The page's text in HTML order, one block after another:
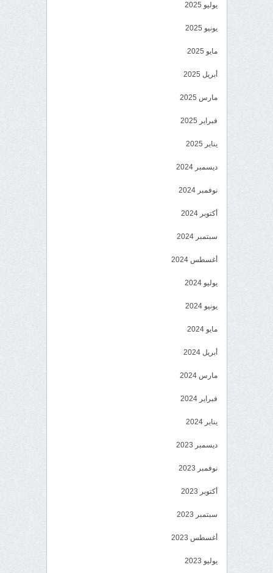
يوليو 2025
يونيو 2025
مايو 2025
أبريل 2025
مارس 2025
فبراير 2025
يناير 2025
ديسمبر 2024
نوفمبر 2024
أكتوبر 2024
سبتمبر 2024
أغسطس 2024
يوليو 2024
يونيو 2024
مايو 2024
أبريل 2024
مارس 2024
فبراير 2024
يناير 2024
ديسمبر 2023
نوفمبر 2023
أكتوبر 2023
سبتمبر 2023
أغسطس 2023
يوليو 2023